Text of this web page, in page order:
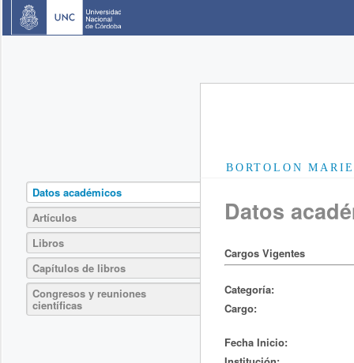
BORTOLON
Datos académicos
Artículos
Libros
Capítulos de libros
Congresos y reuniones
científicas
Datos
Cargos Vigentes
Categoría:
Cargo:
Fecha Inicio: